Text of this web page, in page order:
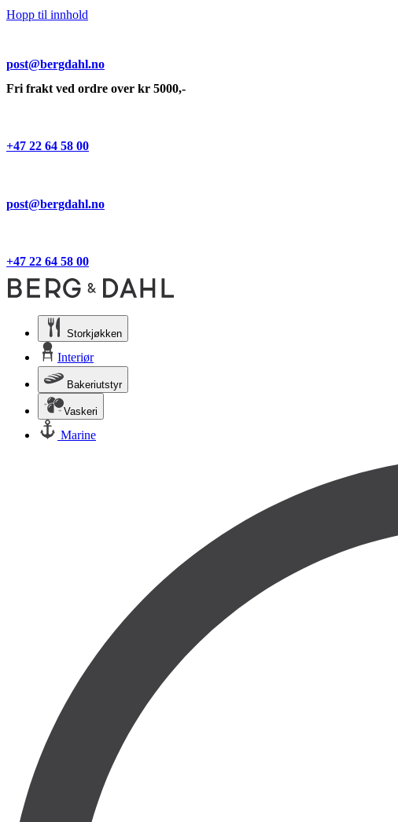
Hopp til innhold
post@bergdahl.no
Fri frakt ved ordre over kr 5000,-
+47 22 64 58 00
post@bergdahl.no
+47 22 64 58 00
Storkjøkken
Interiør
Bakeriutstyr
Vaskeri
Marine